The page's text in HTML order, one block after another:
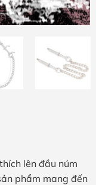
lên đầu núm
phẩm mang đến